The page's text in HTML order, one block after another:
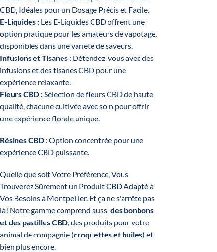
CBD, Idéales pour un Dosage Précis et Facile.
E-Liquides : Les E-Liquides CBD offrent une
option pratique pour les amateurs de vapotage,
disponibles dans une variété de saveurs.
Infusions et Tisanes : Détendez-vous avec des
infusions et des tisanes CBD pour une
expérience relaxante.
Fleurs CBD :Sélection de fleurs CBD de haute
qualité, chacune cultivée avec soin pour offrir
une expérience florale unique.
Résines CBD : Option concentrée pour une
expérience CBD puissante.
Quelle que soit Votre Préférence, Vous
Trouverez Sûrement un Produit CBD Adapté à
Vos Besoins à Montpellier. Et ça ne s'arrête pas
là! Notre gamme comprend aussi des bonbons
et des pastilles CBD,des produits pour votre
animal de compagnie (croquettes et huiles) et
bien plus encore.